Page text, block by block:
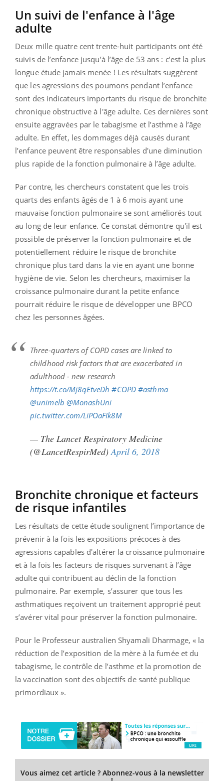
Un suivi de l'enfance à l'âge
adulte
Deux mille quatre cent trente-huit participants ont été
suivis de l’enfance jusqu’à l’âge de 53 ans : c’est la plus
longue étude jamais menée ! Les résultats suggèrent
que les agressions des poumons pendant l’enfance
sont des indicateurs importants du risque de bronchite
chronique obstructive à l'âge adulte. Ces dernières sont
ensuite aggravées par le tabagisme et l’asthme à l’âge
adulte. En effet, les dommages déjà causés durant
l’enfance peuvent être responsables d'une diminution
plus rapide de la fonction pulmonaire à l’âge adulte.
Par contre, les chercheurs constatent que les trois
quarts des enfants âgés de 1 à 6 mois ayant une
mauvaise fonction pulmonaire se sont améliorés tout
au long de leur enfance. Ce constat démontre qu'il est
possible de préserver la fonction pulmonaire et de
potentiellement réduire le risque de bronchite
chronique plus tard dans la vie en ayant une bonne
hygiène de vie. Selon les chercheurs, maximiser la
croissance pulmonaire durant la petite enfance
pourrait réduire le risque de développer une BPCO
chez les personnes âgées.
Three-quarters of COPD cases are linked to
childhood risk factors that are exacerbated in
adulthood - new research
https://t.co/Mj8qEtveDh #COPD #asthma
@unimelb @MonashUni
pic.twitter.com/LiPOaFIk8M
— The Lancet Respiratory Medicine
(@LancetRespirMed)April 6, 2018
Bronchite chronique et facteurs
de risque infantiles
Les résultats de cette étude soulignent l’importance de
prévenir à la fois les expositions précoces à des
agressions capables d'altérer la croissance pulmonaire
et à la fois les facteurs de risques survenant à l’âge
adulte qui contribuent au déclin de la fonction
pulmonaire. Par exemple, s’assurer que tous les
asthmatiques reçoivent un traitement approprié peut
s’avérer vital pour préserver la fonction pulmonaire.
Pour le Professeur australien Shyamali Dharmage, « la
réduction de l’exposition de la mère à la fumée et du
tabagisme, le contrôle de l’asthme et la promotion de
la vaccination sont des objectifs de santé publique
primordiaux ».
Vous aimez cet article ? Abonnez-vous à la newsletter